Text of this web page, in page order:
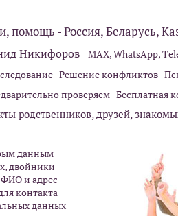
помощь - Россия, Беларусь,
НикифоровMAX, WhatsApp,
Решение конфликтов
проверяем Бесплатная
родственников, друзей,
данным
двойники
и адрес
контакта
данных